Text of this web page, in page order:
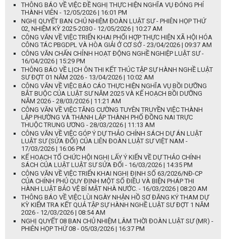
THÔNG BÁO VỀ VIỆC ĐỀ NGHỊ THỰC HIỆN NGHĨA VỤ ĐÓNG PHÍ
THÀNH VIÊN - 12/05/2026 | 16:01 PM
NGHỊ QUYẾT BAN CHỦ NHIỆM ĐOÀN LUẬT SƯ - PHIÊN HỌP THỨ
02, NHIỆM KỲ 2025-2030 - 12/05/2026 | 10:27 AM
CÔNG VĂN VỀ VIỆC TRIỂN KHAI PHỐI HỢP THỰC HIỆN XÃ HỘI HÓA
CÔNG TÁC PBGDPL VÀ HÒA GIẢI Ở CƠ SỞ - 23/04/2026 | 09:37 AM
CÔNG VĂN CHẤN CHỈNH HOẠT ĐỘNG NGHỀ NGHIỆP LUẬT SƯ -
16/04/2026 | 15:29 PM
THÔNG BÁO VỀ LỊCH ÔN THI KẾT THÚC TẬP SỰ HÀNH NGHỀ LUẬT
SƯ ĐỢT 01 NĂM 2026 - 13/04/2026 | 10:02 AM
CÔNG VĂN VỀ VIỆC BÁO CÁO THỰC HIỆN NGHĨA VỤ BỒI DƯỠNG
BẮT BUỘC CỦA LUẬT SƯ NĂM 2025 VÀ KẾ HOẠCH BỒI DƯỠNG
NĂM 2026 - 28/03/2026 | 11:21 AM
CÔNG VĂN VỀ VIỆC TĂNG CƯỜNG TUYÊN TRUYỀN VIỆC THÀNH
LẬP PHƯỜNG VÀ THÀNH LẬP THÀNH PHỐ ĐỒNG NAI TRỰC
THUỘC TRUNG ƯƠNG - 28/03/2026 | 11:13 AM
CÔNG VĂN VỀ VIỆC GÓP Ý DỰ THẢO CHÍNH SÁCH DỰ ÁN LUẬT
LUẬT SƯ (SỬA ĐỔI) CỦA LIÊN ĐOÀN LUẬT SƯ VIỆT NAM -
17/03/2026 | 16:06 PM
KẾ HOẠCH TỔ CHỨC HỘI NGHỊ LẤY Ý KIẾN VỀ DỰ THẢO CHÍNH
SÁCH CỦA LUẬT LUẬT SƯ SỬA ĐỔI - 16/03/2026 | 14:35 PM
CÔNG VĂN VỀ VIỆC TRIỂN KHAI NGHỊ ĐỊNH SỐ 63/2026/NĐ-CP
CỦA CHÍNH PHỦ QUY ĐỊNH MỘT SỐ ĐIỀU VÀ BIỆN PHÁP THI
HÀNH LUẬT BẢO VỆ BÍ MẬT NHÀ NƯỚC. - 16/03/2026 | 08:20 AM
THÔNG BÁO VỀ VIỆC LÙI NGÀY NHẬN HỒ SƠ ĐĂNG KÝ THAM DỰ
KỲ KIỂM TRA KẾT QUẢ TẬP SỰ HÀNH NGHỀ LUẬT SƯ ĐỢT 1 NĂM
2026 - 12/03/2026 | 08:54 AM
NGHỊ QUYẾT 08 BAN CHỦ NHIỆM LÂM THỜI ĐOÀN LUẬT SƯ (MR) -
PHIÊN HỌP THỨ 08 - 05/03/2026 | 16:37 PM